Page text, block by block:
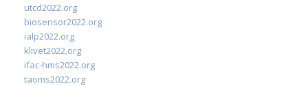
utcd2022.org
biosensor2022.org
ialp2022.org
klivet2022.org
ifac-hms2022.org
taoms2022.org